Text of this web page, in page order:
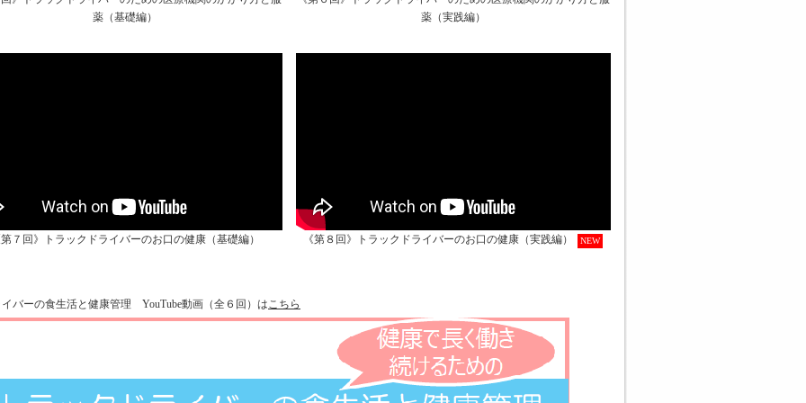
薬（基礎編）
薬（実践編）
７回》トラックドライバーのお口の健康（基礎編） 《第８回》トラックドライバーのお口の健康（実践編） NEW
バーの食生活と健康管理 YouTube動画（全 ６ 回）はこちら